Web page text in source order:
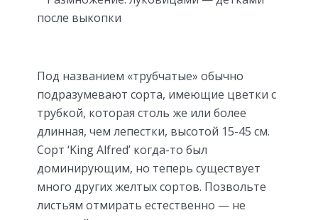
после выкопки
Под названием «трубчатые» обычно
подразумевают сорта, имеющие цветки с
трубкой, которая столь же или более
длинная, чем лепестки, высотой 15-45 см.
Сорт ‘King Alfred’ когда-то был
доминирующим, но теперь существует
много других желтых сортов. Позвольте
листьям отмирать естественно — не